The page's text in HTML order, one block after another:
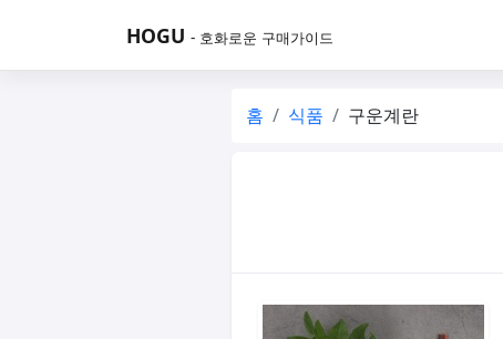
HOGU - 호화로운 구매가이드
홈 식품 구운계란